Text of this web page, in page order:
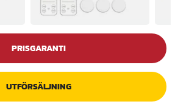
PRISGARANTI
UTFÖRSÄLJNING